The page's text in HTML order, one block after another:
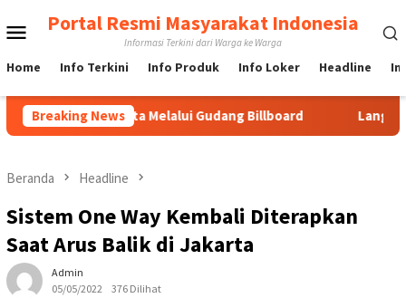
ke
Menu
Mobile
Portal Resmi Masyarakat Indonesia
Informasi Terkini dari Warga ke Warga
Home Info Terkini Info Produk Info Loker Headline
Breaking News
di Jakarta Melalui Gudang Billboard Langkah Cepat
Beranda Headline
Sistem One Way Kembali Diterapkan
Saat Arus Balik di Jakarta
Admin
05/05/2022
376 Dilihat